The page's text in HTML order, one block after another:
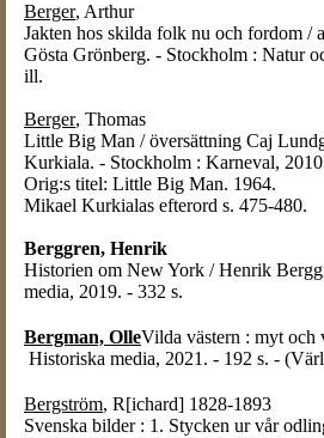
Berger, Arthur
Jakten hos skilda folk nu och fordom /
Gösta Grönberg. - Stockholm : Natur
ill.
Berger, Thomas
Little Big Man / översättning Caj
Kurkiala. - Stockholm : Karneval,
Orig:s titel: Little Big Man. 1964.
Mikael Kurkialas efterord s. 475-480.
Berggren, Henrik
Historien om New York / Henrik
media, 2019. - 332 s.
Bergman, OlleVilda västern : myt och
Historiska media, 2021. - 192 s. -
Bergström, R[ichard] 1828-1893
Svenska bilder : 1. Stycken ur vår